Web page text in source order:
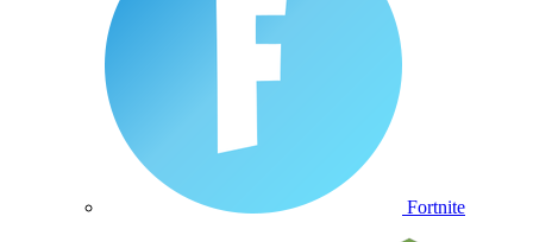
Fortnite